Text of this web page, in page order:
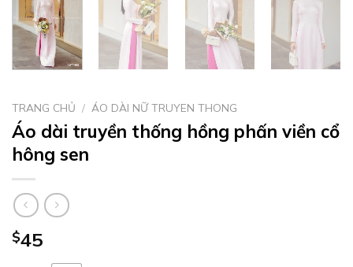
TRANG CHỦ / ÁO DÀI NỮ TRUYEN THONG
Áo dài truyền thống hồng phấn viền cổ
hông sen
$45